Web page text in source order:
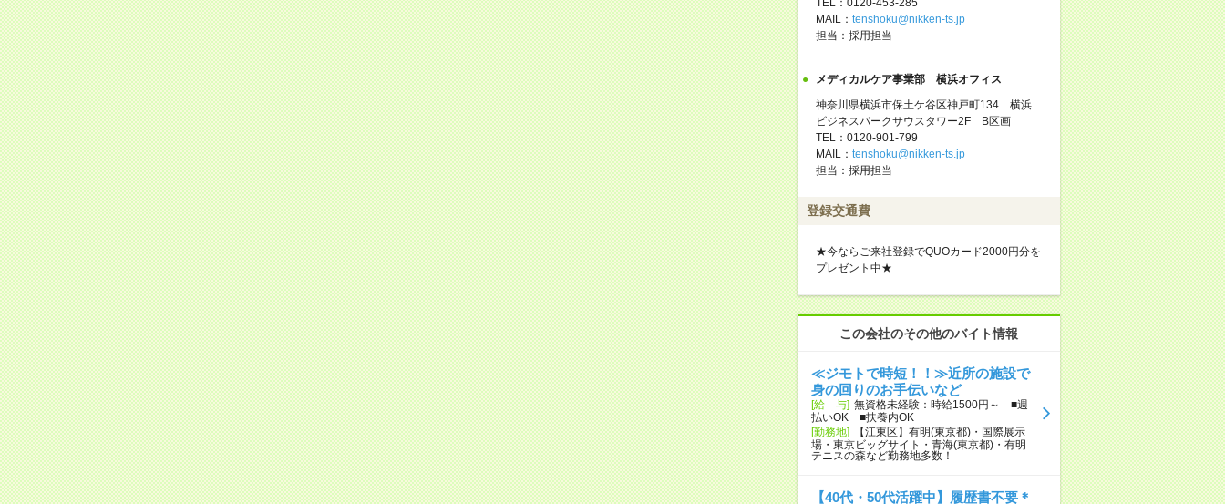
MAIL： tenshoku@nikken-ts.jp
担当：採用担当
メディカルケア事業部 横浜オフィス
神奈川県横浜市保土ケ谷区神戸町134 横浜
ビジネスパークサウスタワー2F B区画
TEL：0120-901-799
MAIL： tenshoku@nikken-ts.jp
担当：採用担当
登録交通費
★今ならご来社登録でQUOカード2000円分を
プレゼント中★
この会社のその他のバイト情報
≪ジモトで時短！！≫近所の施設で
身の回りのお手伝いなど
[給 与] 無資格未経験：時給1500円～ ■週
払いOK ■扶養内OK
[勤務地]
【江東区】有明(東京都)・国際展示
場・東京ビッグサイト・青海(東京都)・有明
テニスの森など勤務地多数！
【40代・50代活躍中】履歴書不要＊